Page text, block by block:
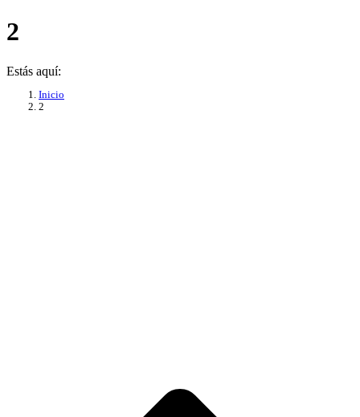
2
Estás aquí:
Inicio
2